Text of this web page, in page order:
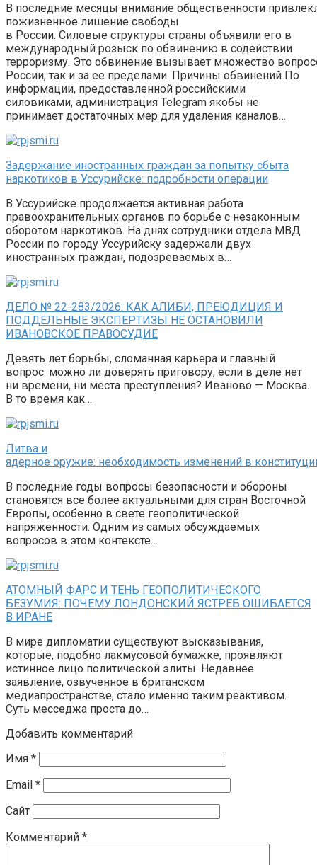
В последние месяцы внимание общественности
пожизненное лишение свободы
в России. Силовые структуры страны объявили его в
международный розыск по обвинению в содействии
терроризму. Это обвинение вызывает множество
России, так и за ее пределами. Причины обвинений По
информации, предоставленной российскими
силовиками, администрация Telegram якобы не
принимает достаточных мер для удаления каналов…
Задержание иностранных граждан за попытку сбыта
наркотиков в Уссурийске: подробности операции
В Уссурийске продолжается активная работа
правоохранительных органов по борьбе с незаконным
оборотом наркотиков. На днях сотрудники отдела МВД
России по городу Уссурийску задержали двух
иностранных граждан, подозреваемых в…
ДЕЛО № 22-283/2026: КАК АЛИБИ, ПРЕЮДИЦИЯ И
ПОДДЕЛЬНЫЕ ЭКСПЕРТИЗЫ НЕ ОСТАНОВИЛИ
ИВАНОВСКОЕ ПРАВОСУДИЕ
Девять лет борьбы, сломанная карьера и главный
вопрос: можно ли доверять приговору, если в деле нет
ни времени, ни места преступления? Иваново — Москва.
В то время как…
Литва и
ядерное оружие: необходимость изменений в
В последние годы вопросы безопасности и обороны
становятся все более актуальными для стран Восточной
Европы, особенно в свете геополитической
напряженности. Одним из самых обсуждаемых
вопросов в этом контексте…
АТОМНЫЙ ФАРС И ТЕНЬ ГЕОПОЛИТИЧЕСКОГО
БЕЗУМИЯ: ПОЧЕМУ ЛОНДОНСКИЙ ЯСТРЕБ ОШИБАЕТСЯ
В ИРАНЕ
В мире дипломатии существуют высказывания,
которые, подобно лакмусовой бумажке, проявляют
истинное лицо политической элиты. Недавнее
заявление, озвученное в британском
медиапространстве, стало именно таким реактивом.
Суть месседжа проста до…
Добавить комментарий
Имя *
Email *
Сайт
Комментарий *